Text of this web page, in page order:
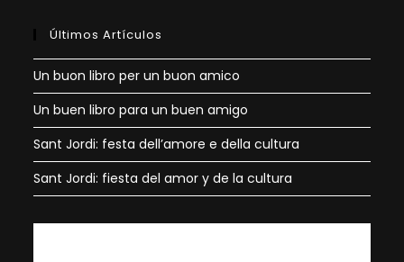
Últimos Artículos
Un buon libro per un buon amico
Un buen libro para un buen amigo
Sant Jordi: festa dell’amore e della cultura
Sant Jordi: fiesta del amor y de la cultura